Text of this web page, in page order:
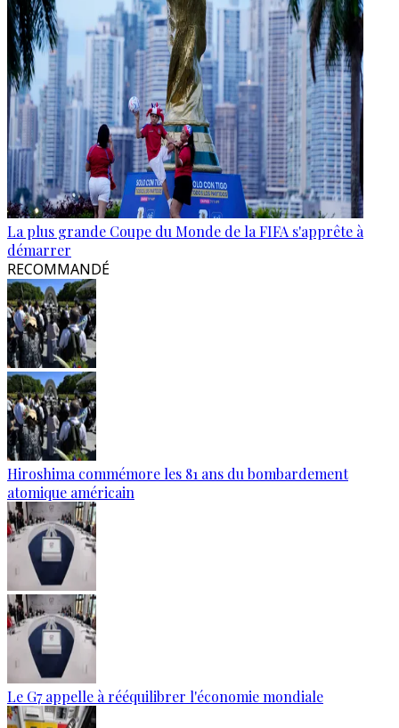
La plus grande Coupe du Monde de la FIFA s'apprête à
démarrer
RECOMMANDÉ
Hiroshima commémore les 81 ans du bombardement
atomique américain
Le G7 appelle à rééquilibrer l'économie mondiale